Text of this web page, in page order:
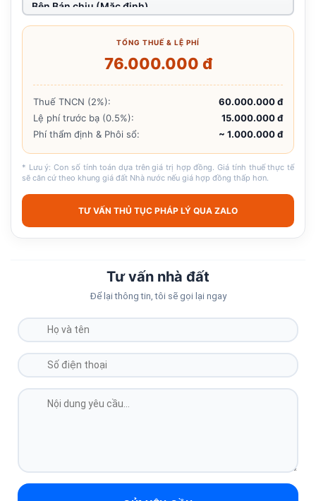
TỔNG THUẾ & LỆ PHÍ
76.000.000 đ
Thuế TNCN (2%):
60.000.000 đ
Lệ phí trước bạ (0.5%):
15.000.000 đ
Phí thẩm định & Phôi sổ:
~ 1.000.000 đ
* Lưu ý: Con số tính toán dựa trên giá trị hợp đồng. Giá tính thuế thực tế
sẽ căn cứ theo khung giá đất Nhà nước nếu giá hợp đồng thấp hơn.
TƯ VẤN THỦ TỤC PHÁP LÝ QUA ZALO
Tư vấn nhà đất
Để lại thông tin, tôi sẽ gọi lại ngay